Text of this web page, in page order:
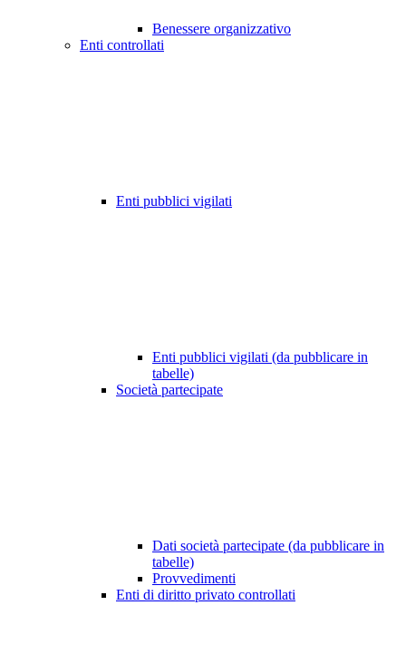
Benessere organizzativo
Enti controllati
Enti pubblici vigilati
Enti pubblici vigilati (da pubblicare in
tabelle)
Società partecipate
Dati società partecipate (da pubblicare in
tabelle)
Provvedimenti
Enti di diritto privato controllati